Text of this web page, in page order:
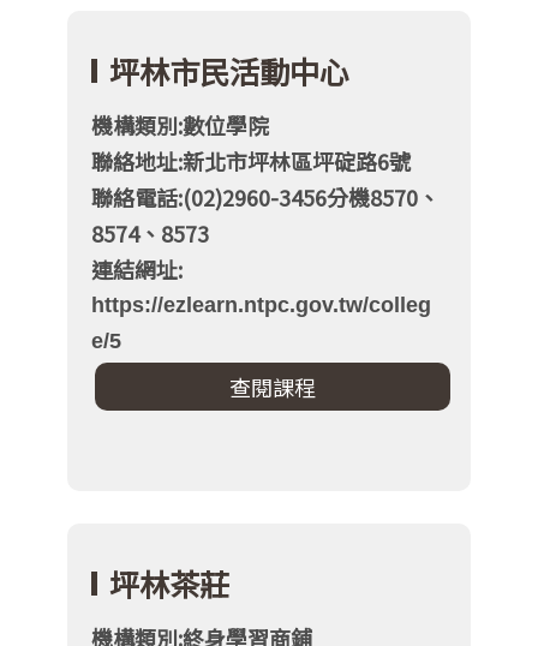
坪林市民活動中心
機構類別:數位學院
聯絡地址:新北市坪林區坪碇路6號
聯絡電話:(02)2960-3456分機8570、
8574、8573
連結網址:
https://ezlearn.ntpc.gov.tw/colleg
e/5
坪林茶莊
機構類別:終身學習商鋪